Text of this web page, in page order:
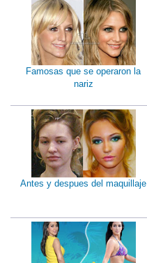
Famosas que se operaron la
nariz
Antes y despues del maquillaje